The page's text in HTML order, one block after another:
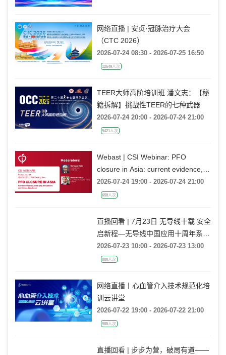
网络直播 | 安贞·冠脉治疗大会
（CTC 2026）
2026-07-24 08:30 - 2026-07-25 16:50
12649人次
TEER大师高阶培训班 潘文志：【秘
籍拆解】挑战性TEER的七种武器
2026-07-24 20:00 - 2026-07-24 21:00
9421人次
Webast | CSI Webinar: PFO
closure in Asia: current evidence,
emerging indications and future
directions
2026-07-24 19:00 - 2026-07-24 21:00
658人次
直播回看 | 7月23日 无导线十载 安全
启新程—无导线中国应用十周年系列
活动
2026-07-23 10:00 - 2026-07-23 13:00
880人次
网络直播丨心血管介入技术规范化培
训云讲堂
2026-07-22 19:00 - 2026-07-22 21:00
985人次
直播回看 | 步步为营，破局有道——